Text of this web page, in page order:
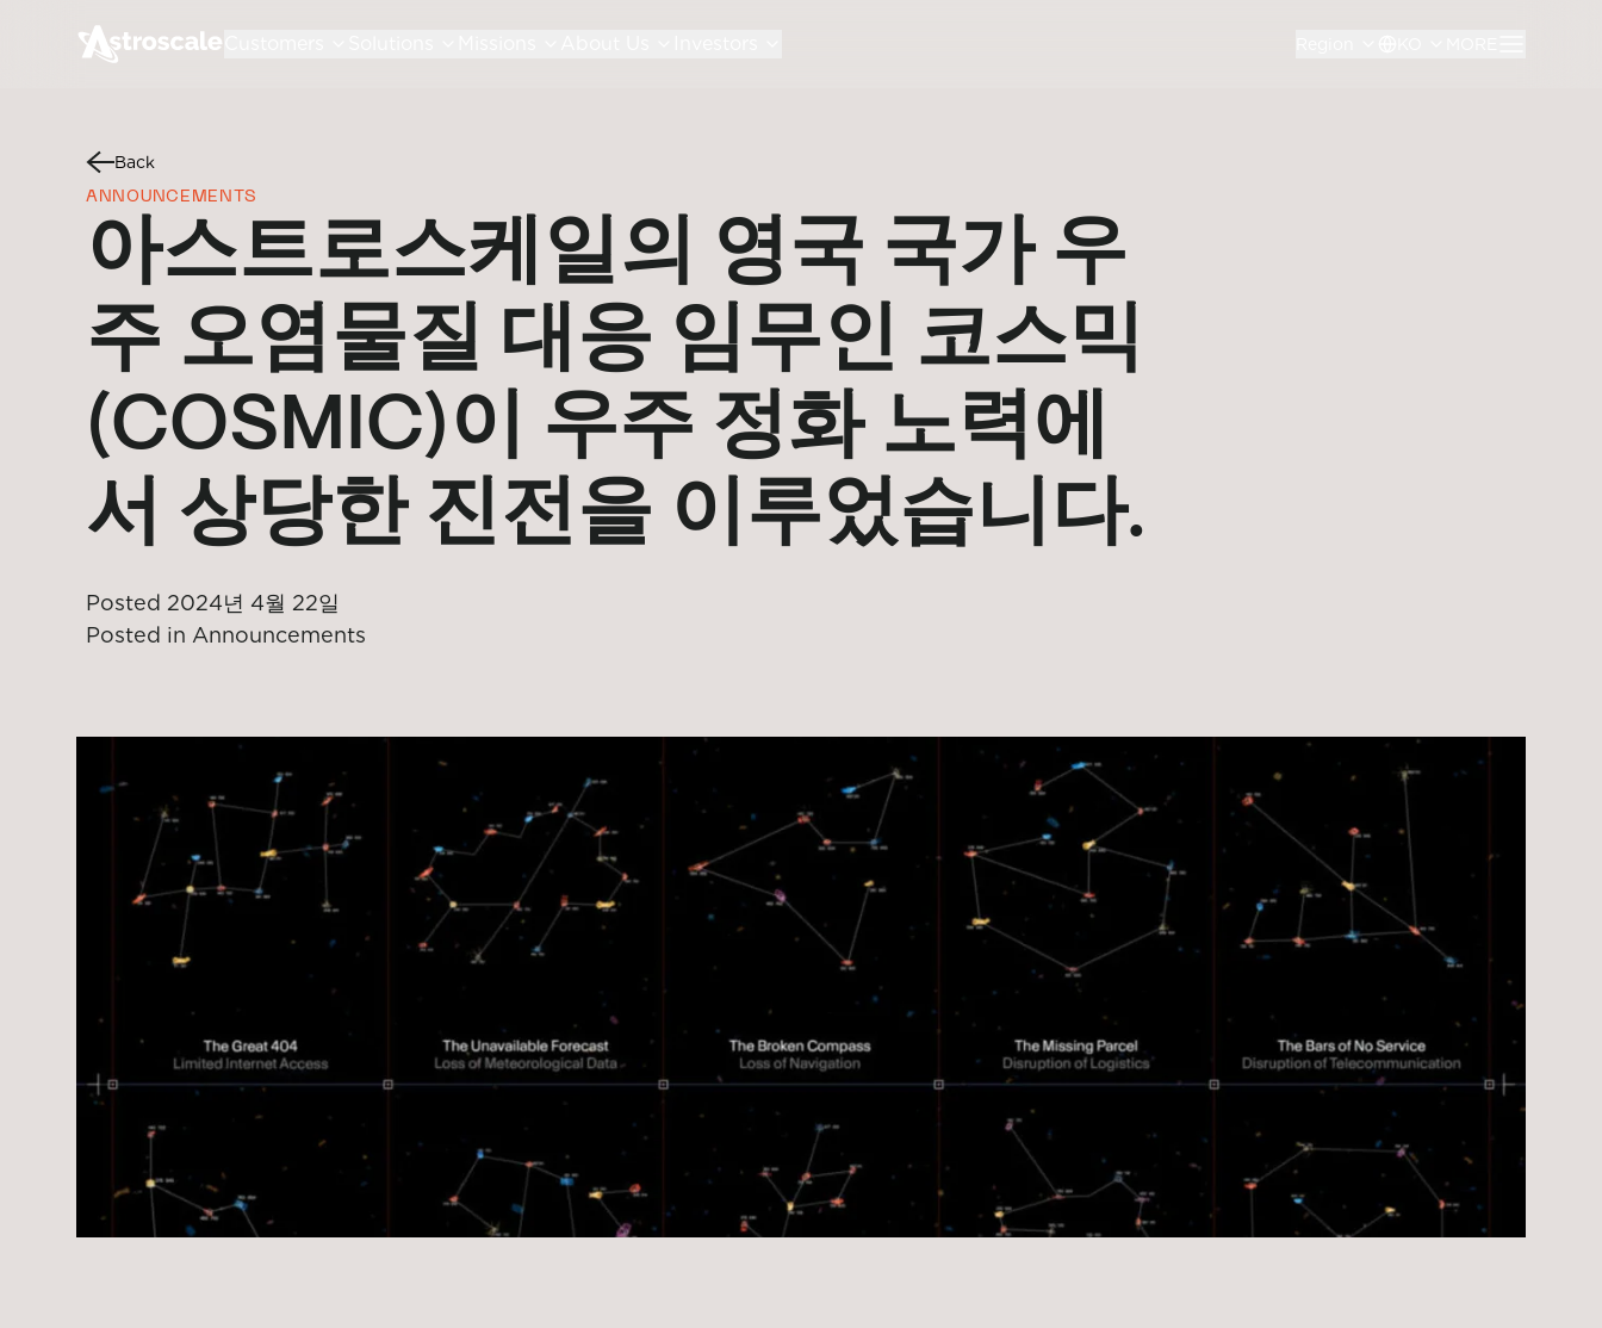
Back
ANNOUNCEMENTS
아스트로스케일의 영국 국가 우
주 오염물질 대응 임무인 코스믹
(COSMIC)이 우주 정화 노력에
서 상당한 진전을 이루었습니다.
Posted 2024년 4월 22일
Posted in Announcements